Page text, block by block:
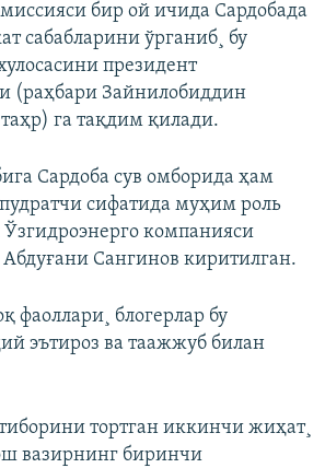
бир ой ичида Сардобада
сабабларини ўрганиб¸ бу
президент
(раҳбари Зайнилобиддин
га тақдим қилади.
Сардоба сув омборида ҳам
сифатида муҳим роль
компанияси
Абдуғани Сангинов киритилган.
блогерлар бу
эътироз ва таажжуб билан
тортган иккинчи жиҳат¸
вазирнинг биринчи